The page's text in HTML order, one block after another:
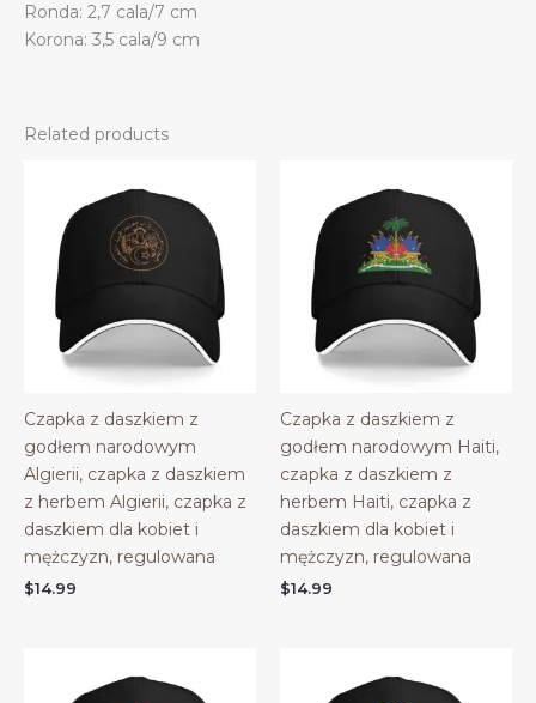
Ronda: 2,7 cala/7 cm
Korona: 3,5 cala/9 cm
Related products
Czapka z daszkiem z
godłem narodowym
Algierii, czapka z daszkiem
z herbem Algierii, czapka z
daszkiem dla kobiet i
mężczyzn, regulowana
$14.99
Czapka z daszkiem z
godłem narodowym Haiti,
czapka z daszkiem z
herbem Haiti, czapka z
daszkiem dla kobiet i
mężczyzn, regulowana
$14.99